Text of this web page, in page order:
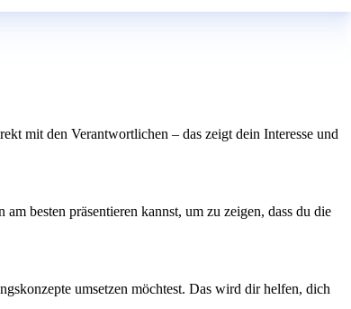
mit den Verantwortlichen – das zeigt dein Interesse und
besten präsentieren kannst, um zu zeigen, dass du die
umsetzen möchtest. Das wird dir helfen, dich